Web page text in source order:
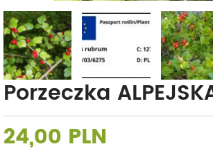
Porzeczka
24,00 PLN